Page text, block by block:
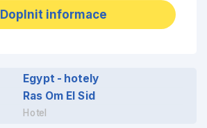
Doplnit informace
Egypt - hotely
Ras Om El Sid
Hotel